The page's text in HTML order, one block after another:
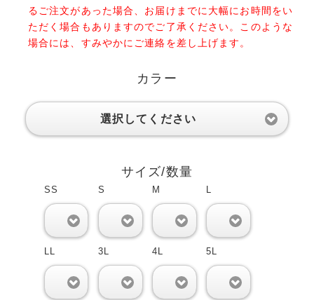
るご注文があった場合、お届けまでに大幅にお時間をい
ただく場合もありますのでご了承ください。このような
場合には、すみやかにご連絡を差し上げます。
カラー
選択してください
サイズ/数量
SS S M
3L 4L 5L